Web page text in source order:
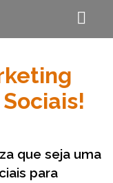
que seja uma
para